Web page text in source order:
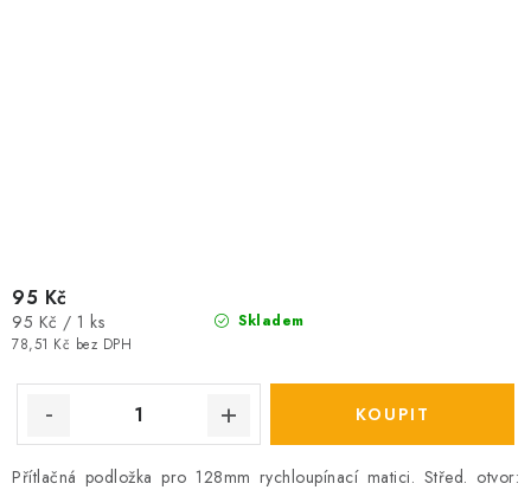
Skladem
78,51 Kč bez DPH
95 Kč
Měrná
cena:
95 Kč / 1 ks
Přítlačná podložka pro 128mm rychloupínací matici. Střed. otvor: